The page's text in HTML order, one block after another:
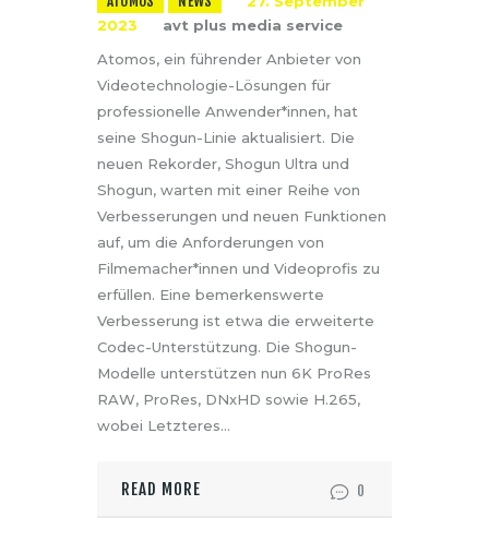
2023
avt plus media service
Atomos, ein führender Anbieter von
Videotechnologie-Lösungen für
professionelle Anwender*innen, hat
seine Shogun-Linie aktualisiert. Die
neuen Rekorder, Shogun Ultra und
Shogun, warten mit einer Reihe von
Verbesserungen und neuen Funktionen
auf, um die Anforderungen von
Filmemacher*innen und Videoprofis zu
erfüllen. Eine bemerkenswerte
Verbesserung ist etwa die erweiterte
Codec-Unterstützung. Die Shogun-
Modelle unterstützen nun 6K ProRes
RAW, ProRes, DNxHD sowie H.265,
wobei Letzteres…
READ MORE 0